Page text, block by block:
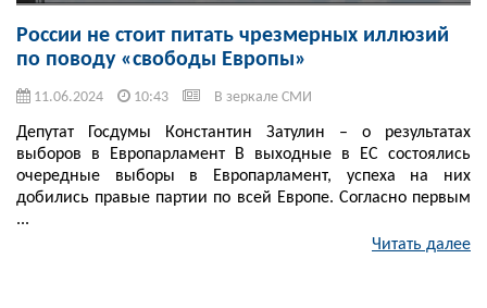
России не стоит питать чрезмерных иллюзий
по поводу «свободы Европы»
11.06.2024 10:43 В зеркале СМИ
Депутат Госдумы Константин Затулин – о результатах
выборов в Европарламент В выходные в ЕС состоялись
очередные выборы в Европарламент, успеха на них
добились правые партии по всей Европе. Согласно первым
...
Читать далее